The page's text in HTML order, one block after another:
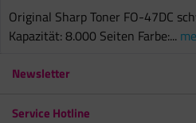
Original Sharp Toner FO-47DC
Kapazität: 8.000 Seiten Farbe:...
Newsletter
Service Hotline